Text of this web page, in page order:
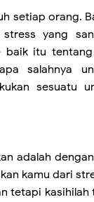
setiap orang.
yang
baik itu
salahnya
sesuatu
adalah
kamu dari
tetapi